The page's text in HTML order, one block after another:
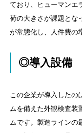
ており、ヒューマンエ
荷の大きさが課題とな
が常態化し、人件費の
◎導入設備
この企業が導入したの
ムを備えた外観検査装
ムです。製造ラインの